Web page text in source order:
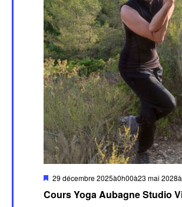
Cours Yoga Aubagne Studio
Mis
avant
29 décembre 2025à0h00à23 mai